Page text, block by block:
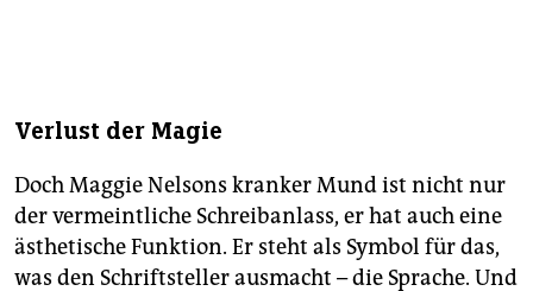
Verlust der Magie
Doch Maggie Nelsons kranker Mund ist nicht nur
der vermeintliche Schreibanlass, er hat auch eine
ästhetische Funktion. Er steht als Symbol für das,
was den Schriftsteller ausmacht – die Sprache. Und